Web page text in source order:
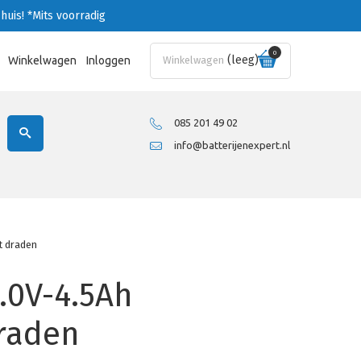
*Mits voorradig
Winkelwagen
0
(leeg)
Winkelwagen Inloggen
085 201 49 02
info@batterijenexpert.nl
draden
4.5Ah